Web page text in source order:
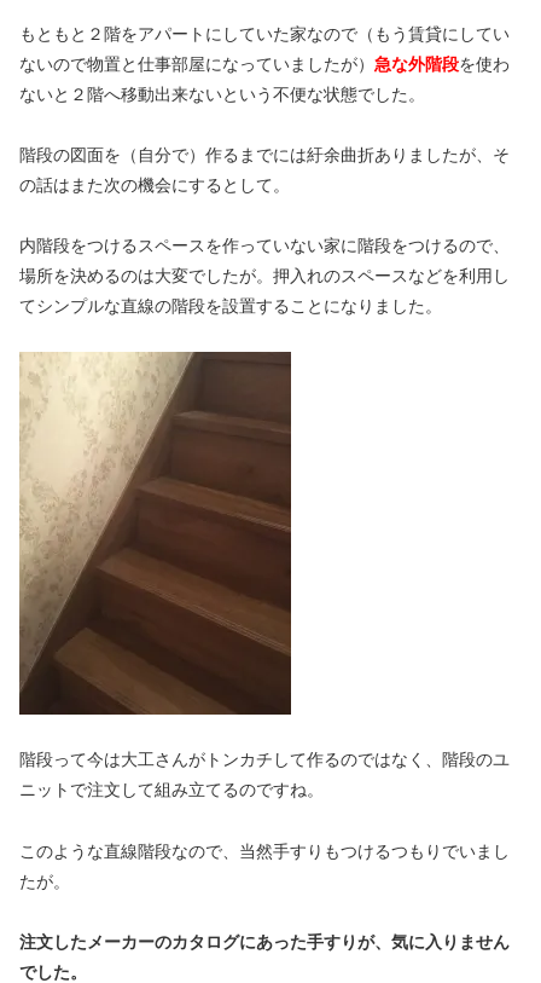
もともと２階をアパートにしていた家なので（もう賃貸にしてい
ないので物置と仕事部屋になっていましたが） 急な外階段を使わ
ないと２階へ移動出来ないという不便な状態でした。
階段の図面を（自分で）作るまでには紆余曲折ありましたが、そ
の話はまた次の機会にするとして。
内階段をつけるスペースを作っていない家に階段をつけるので、
場所を決めるのは大変でしたが。押入れのスペースなどを利用し
てシンプルな直線の階段を設置することになりました。
階段って今は大工さんがトンカチして作るのではなく、階段のユ
ニットで注文して組み立てるのですね。
このような直線階段なので、当然手すりもつけるつもりでいまし
たが。
注文したメーカーのカタログにあった手すりが、気に入りません
でした。